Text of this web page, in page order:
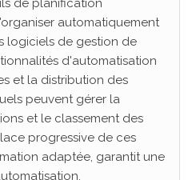
de planification
automatiquement
logiciels de gestion de
d'automatisation
et la distribution des
peuvent gérer la
et le classement des
progressive de ces
adaptée, garantit une